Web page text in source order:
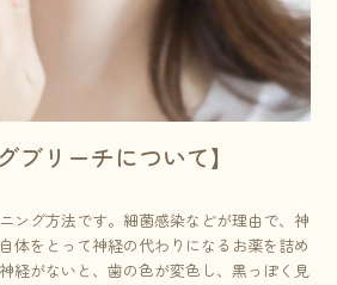
ブリーチについて】
ング方法です。細菌感染などが理由で、神
体をとって神経の代わりになるお薬を詰め
経がないと、歯の色が変色し、黒っぽく見